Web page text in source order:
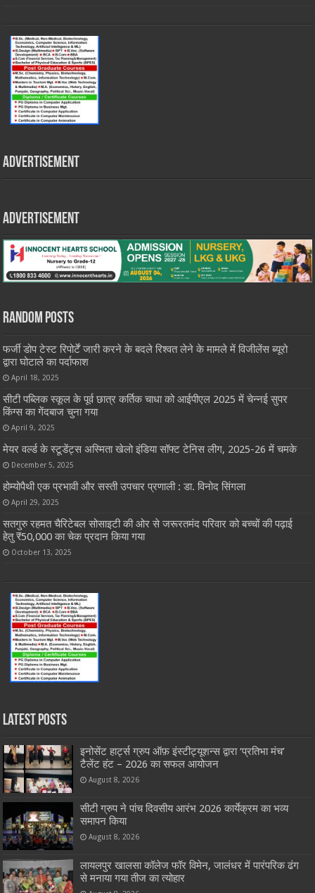
Advertisement
Advertisement
Random Posts
फर्जी डोप टेस्ट रिपोर्टें जारी करने के बदले रिश्वत लेने के मामले में विजीलेंस ब्यूरो
द्वारा घोटाले का पर्दाफाश
April 18, 2025
सीटी पब्लिक स्कूल के पूर्व छात्र कर्तिक चाधा को आईपीएल 2025 में चेन्नई सुपर
किंग्स का गेंदबाज चुना गया
April 9, 2025
मेयर वर्ल्ड के स्टूडेंट्स अस्मिता खेलो इंडिया सॉफ्ट टेनिस लीग, 2025-26 में चमके
December 5, 2025
होम्योपैथी एक प्रभावी और सस्ती उपचार प्रणाली : डा. विनोद सिंगला
April 29, 2025
सतगुरु रहमत चैरिटेबल सोसाइटी की ओर से जरूरतमंद परिवार को बच्चों की पढ़ाई
हेतु ₹50,000 का चेक प्रदान किया गया
October 13, 2025
Latest Posts
इनोसेंट हार्ट्स ग्रुप ऑफ़ इंस्टीट्यूशन्स द्वारा ‘प्रतिभा मंच’
टैलेंट हंट – 2026 का सफल आयोजन
August 8, 2026
सीटी ग्रुप ने पांच दिवसीय आरंभ 2026 कार्येक्रम का भव्य
समापन किया
August 8, 2026
लायलपुर खालसा कॉलेज फॉर विमेन, जालंधर में पारंपरिक ढंग
से मनाया गया तीज का त्योहार